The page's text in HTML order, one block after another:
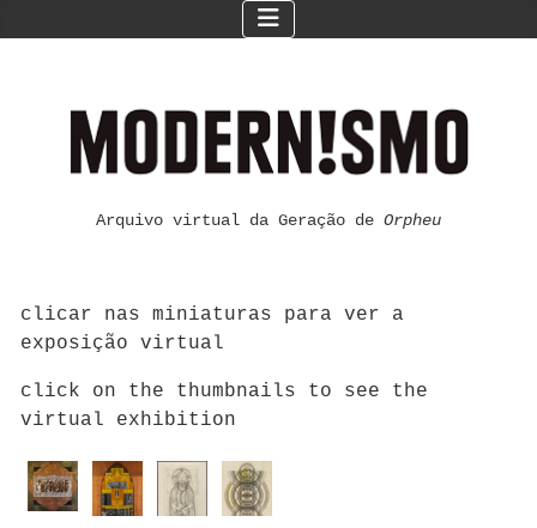
Arquivo virtual da Geração de Orpheu
clicar nas miniaturas para ver a
exposição virtual
click on the thumbnails to see the
virtual exhibition